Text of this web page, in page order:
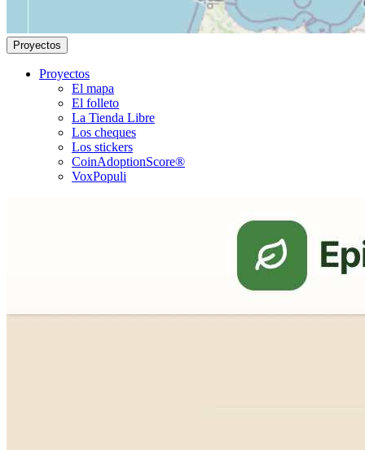
Proyectos
Proyectos
El mapa
El folleto
La Tienda Libre
Los cheques
Los stickers
CoinAdoptionScore®
VoxPopuli